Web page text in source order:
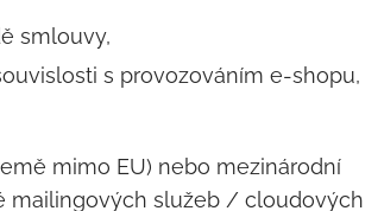
smlouvy,
s provozováním e-shopu,
mimo EU) nebo mezinárodní
mailingových služeb / cloudových